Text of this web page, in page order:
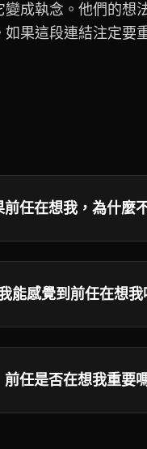
成執念。他們的想
果這段連結注定要
前任在想我，為什麼
能感覺到前任在想我
前任是否在想我重要